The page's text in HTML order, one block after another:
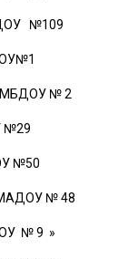
№109
№ 2
№50
№ 48
№ 9 »